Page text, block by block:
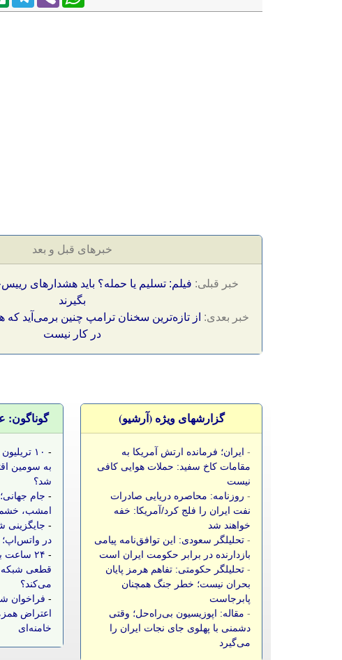
خبرهای قبل و بعد
خبر قبلی: فیلم: تسلیم یا حمله؟ باید هشدارهای
بگیرند
خبر بعدی: از تازه‌ترین سخنان ترامپ چنین برمی‌آید که
در کار نیست
گزارشهای ویژه (آرشيو)
- ایران؛ فرمانده ارتش آمریکا به
مقامات کاخ سفید: حملات هوایی کافی
نیست
- روزنامه: محاصره دریایی صادرات
نفت ایران را فلج کرد/آمریکا: خفه
خواهند شد
- تحلیلگر سعودی: این توافق‌نامه پیامی
بازدارنده در برابر حکومت ایران است
- تحلیلگر حکومتی: تفاهم هرمز پایان
بحران نیست؛ خطر جنگ همچنان
پابرجاست
- مقاله: اپوزیسیون بی‌راه‌حل؛ وقتی
دشمنی با پهلوی جای نجات ایران را
می‌گیرد
گوناگون:
-
۱۰
به سومین
شد؟
- جام
امشب، خشم
- جایگزینی
در واتس‌اپ؛
-
۲۴
قطعی
می‌کند؟
- فراخوان
اعتراض
خامنه‌ای